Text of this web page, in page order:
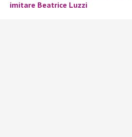
imitare Beatrice Luzzi